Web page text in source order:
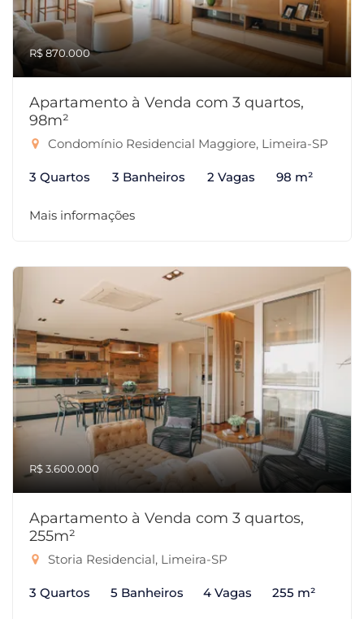
R$ 870.000
Apartamento à Venda com 3 quartos,
98m²
Condomínio Residencial Maggiore, Limeira-SP
3 Quartos 3 Banheiros 2 Vagas 98 m²
Mais informações
R$ 3.600.000
Apartamento à Venda com 3 quartos,
255m²
Storia Residencial, Limeira-SP
3 Quartos 5 Banheiros 4 Vagas 255 m²